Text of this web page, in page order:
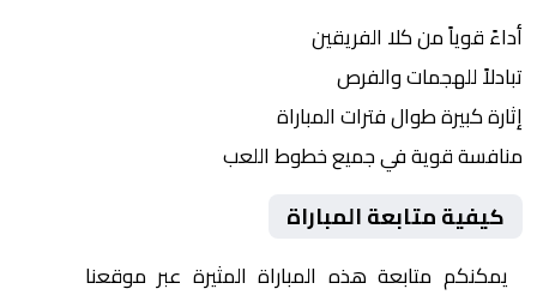
أداءً قوياً من كلا الفريقين
تبادلاً للهجمات والفرص
إثارة كبيرة طوال فترات المباراة
منافسة قوية في جميع خطوط اللعب
كيفية متابعة المباراة
يمكنكم متابعة هذه المباراة المثيرة عبر موقعنا